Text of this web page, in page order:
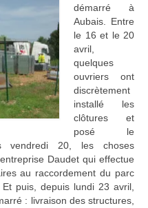
démarré à
Aubais. Entre
le 16 et le 20
avril,
quelques
ouvriers ont
discrètement
installé les
clôtures et
posé le
vendredi 20, les choses
Daudet qui effectue
au raccordement du parc
puis, depuis lundi 23 avril,
: livraison des structures,